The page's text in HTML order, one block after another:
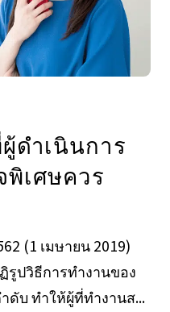
ดำเนินการ
เศษควร
(1 เมษายน 2019)
รูปวิธีการทำงานของ
ดับ ทำให้ผู้ที่ทำงานส...